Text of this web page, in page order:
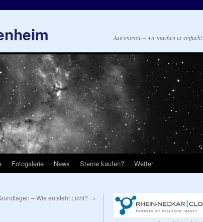
Astronomie – wir machen es einfach!
Fotogalerie News Sterne kaufen? Wetter
– Wie entsteht Licht? →